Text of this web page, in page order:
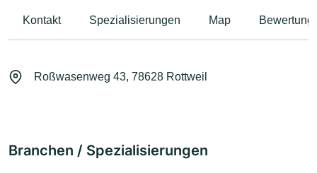
Kontakt Spezialisierungen Map
Roßwasenweg 43, 78628 Rottweil
Branchen / Spezialisierungen